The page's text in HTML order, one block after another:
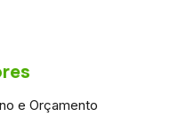
e Orçamento